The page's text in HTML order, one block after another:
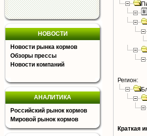
НОВОСТИ
Новости рынка кормов
Обзоры прессы
Новости компаний
АНАЛИТИКА
Российский рынок кормов
Мировой рынок кормов
Регион:
Краткая